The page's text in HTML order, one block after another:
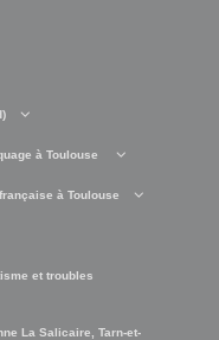
à Toulouse
à Toulouse
et troubles
La Salicaire, Tarn-et-